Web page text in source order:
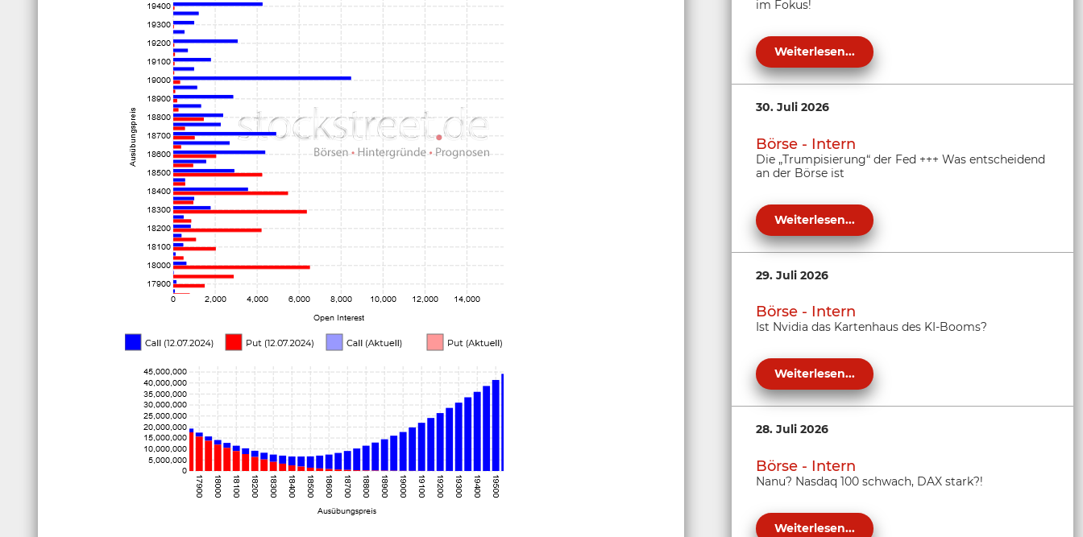
im Fokus!
Weiterlesen...
30. Juli 2026
Börse - Intern
Die „Trumpisierung“ der Fed +++ Was entscheidend
an der Börse ist
Weiterlesen...
29. Juli 2026
Börse - Intern
Ist Nvidia das Kartenhaus des KI-Booms?
Weiterlesen...
28. Juli 2026
Börse - Intern
Nanu? Nasdaq 100 schwach, DAX stark?!
Weiterlesen...